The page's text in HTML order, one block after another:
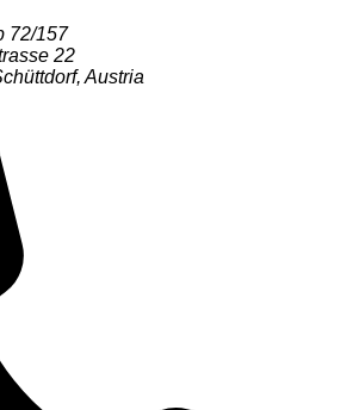
72/157
22
, Austria